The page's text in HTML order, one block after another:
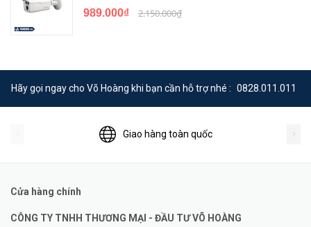
989.000₫ 2.150.000₫
Hãy gọi ngay cho Võ Hoàng khi bạn cần hỗ trợ nhé : 0828.011.011
Giao hàng toàn quốc
Cửa hàng chính
CÔNG TY TNHH THƯƠNG MẠI - ĐẦU TƯ VÕ HOÀNG